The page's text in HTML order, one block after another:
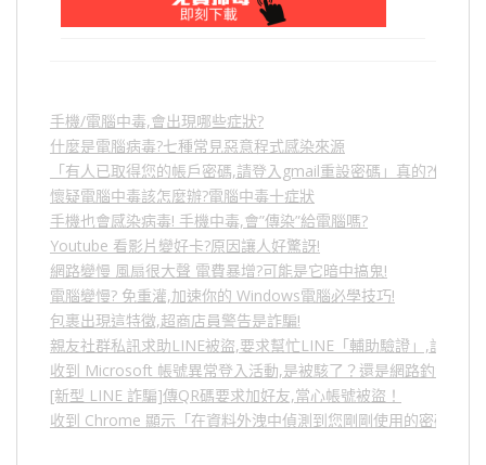
手機/電腦中毒,會出現哪些症狀?
什麼是電腦病毒?七種常見惡意程式感染來源
「有人已取得您的帳戶密碼,請登入gmail重設密碼」真的?假的?5
懷疑電腦中毒該怎麼辦?電腦中毒十症狀
手機也會感染病毒! 手機中毒,會”傳染”給電腦嗎?
Youtube 看影片變好卡?原因讓人好驚訝!
網路變慢 風扇很大聲 電費暴增?可能是它暗中搞鬼!
電腦變慢? 免重灌,加速你的 Windows電腦必學技巧!
包裹出現這特徵,超商店員警告是詐騙!
親友社群私訊求助LINE被盜,要求幫忙LINE「輔助驗證」,詐騙
收到 Microsoft 帳號異常登入活動,是被駭了？還是網路釣魚？
[新型 LINE 詐騙]傳QR碼要求加好友,當心帳號被盜！
收到 Chrome 顯示「在資料外洩中偵測到您剛剛使用的密碼」